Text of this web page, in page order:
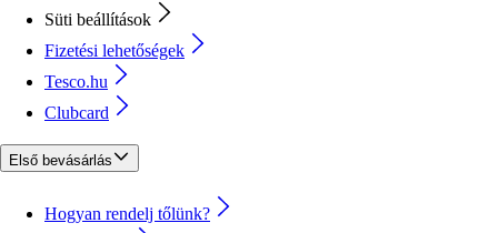
Süti beállítások
Fizetési lehetőségek
Tesco.hu
Clubcard
Első bevásárlás
Hogyan rendelj tőlünk?